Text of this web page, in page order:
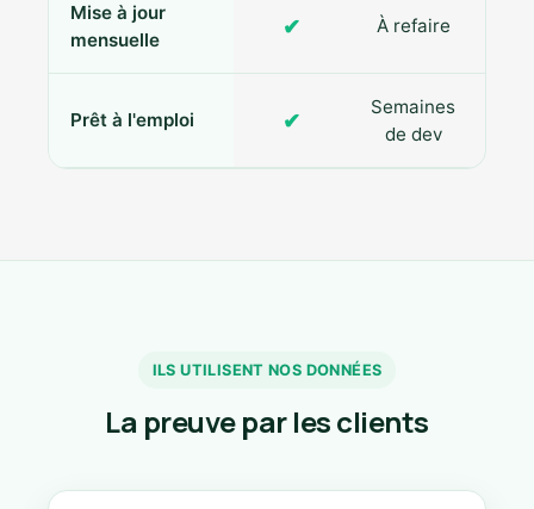
Mise à jour
mensuelle
✔ À refaire
Prêt à l'emploi ✔
Semaines
de dev
ILS UTILISENT NOS DONNÉES
La preuve par les clients